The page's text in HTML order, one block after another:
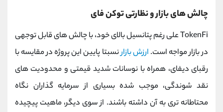
چالش‌ های بازار و نظارتی توکن فای
TokenFi علی ‌رغم پتانسیل بالای خود، با چالش ‌های قابل توجهی
در بازار مواجه است. ارزش بازارنسبتا پایین این پروژه در مقایسه با
رقبای دیفای، همراه با نوسانات شدید قیمتی و محدودیت ‌های
نقد شوندگی، موجب شده بسیاری از سرمایه‌ گذاران نگاه
محتاطانه‌ تری به آن داشته باشند. از سوی دیگر، ماهیت پیچیده